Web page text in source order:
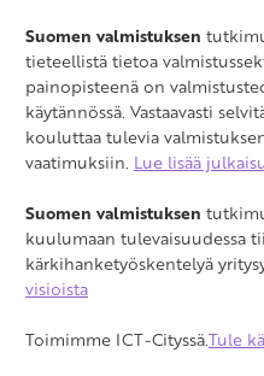
Suomen valmistuksen
tieteellistä tietoa
painopisteenä on
käytännössä. Vastaavasti
kouluttaa tulevia
vaatimuksiin. Lue lisää
Suomen valmistuksen
kuulumaan tulevaisuudessa
kärkihanketyöskentelyä
visioista
Toimimme ICT-Cityssä.Tule